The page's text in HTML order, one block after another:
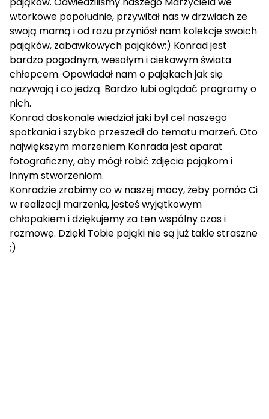
wtorkowe popołudnie, przywitał nas w drzwiach ze
swoją mamą i od razu przyniósł nam kolekcje swoich
pająków, zabawkowych pająków;) Konrad jest
bardzo pogodnym, wesołym i ciekawym świata
chłopcem. Opowiadał nam o pająkach jak się
nazywają i co jedzą. Bardzo lubi oglądać programy o
nich.
Konrad doskonale wiedział jaki był cel naszego
spotkania i szybko przeszedł do tematu marzeń. Oto
największym marzeniem Konrada jest aparat
fotograficzny, aby mógł robić zdjęcia pająkom i
innym stworzeniom.
Konradzie zrobimy co w naszej mocy, żeby pomóc Ci
w realizacji marzenia, jesteś wyjątkowym
chłopakiem i dziękujemy za ten wspólny czas i
rozmowę. Dzięki Tobie pająki nie są już takie straszne
;)